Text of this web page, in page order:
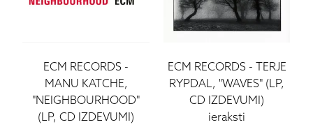
ECM RECORDS -
MANU KATCHE,
"NEIGHBOURHOOD"
(LP, CD IZDEVUMI)
ECM RECORDS - TERJE
RYPDAL, "WAVES" (LP,
CD IZDEVUMI)
ieraksti